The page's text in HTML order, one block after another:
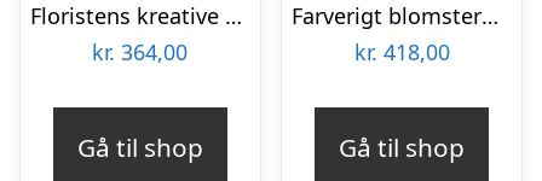
Floristens kreative valg i æske med chokoladehjerte
kr. 364,00
Gå til shop
Farverigt blomstermix – Send blomster med Bloomit
kr. 418,00
Gå til shop